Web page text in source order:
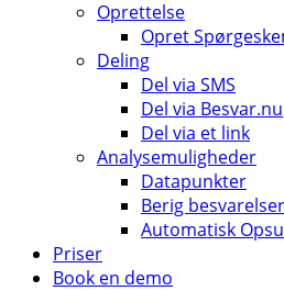
Oprettelse
Opret
Deling
Del via SMS
Del via Besvar.nu
Del via et link
Analysemuligheder
Datapunkter
Berig besvarelser
Automatisk
Priser
Book en demo